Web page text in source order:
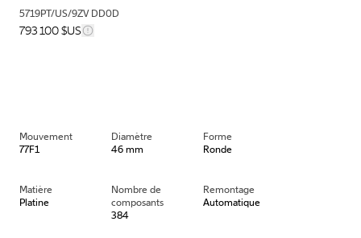
5719PT/US/9ZV DD0D
793 100 $US
Mouvement
77F1
Diamètre
46 mm
Forme
Ronde
Matière
Platine
Nombre de
composants
384
Remontage
Automatique